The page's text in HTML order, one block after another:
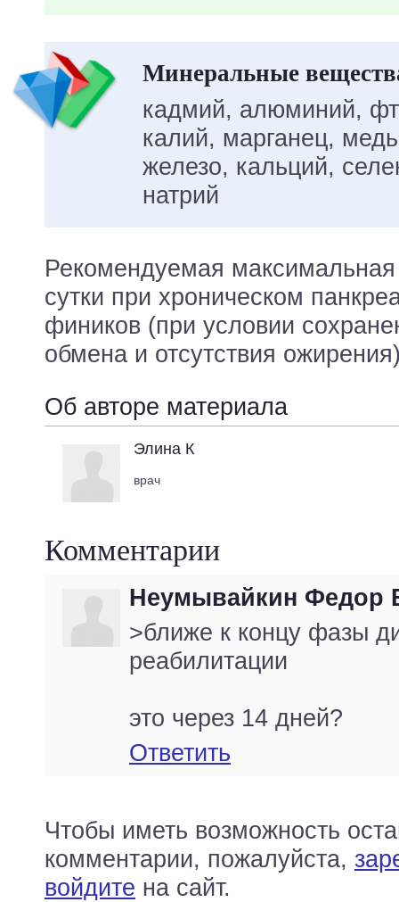
Минеральные
кадмий, алюминий,
калий, марганец,
железо, кальций,
натрий
Рекомендуемая
сутки при хроническом
фиников (при условии
обмена и отсутствия
Об авторе материала
Элина К
врач
Комментарии
Неумывайкин Федор
>ближе к концу фазы
реабилитации
это через 14 дней?
Ответить
Чтобы иметь возможность
комментарии, пожалуйста,
войдите на сайт.